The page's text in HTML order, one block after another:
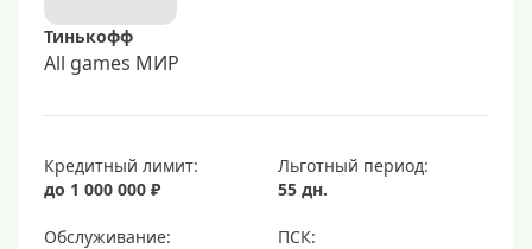
Тинькофф
All games МИР
Кредитный лимит:
до 1 000 000 ₽
Льготный период:
55 дн.
Обслуживание: